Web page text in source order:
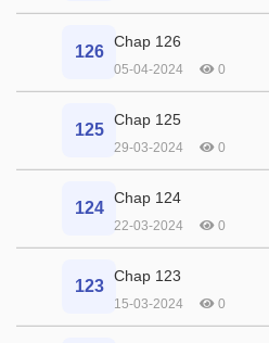
126
Chap 126
05-04-2024 0
125
Chap 125
29-03-2024 0
124
Chap 124
22-03-2024 0
123
Chap 123
15-03-2024 0